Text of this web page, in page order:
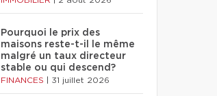
Pourquoi le prix des
maisons reste-t-il le même
malgré un taux directeur
stable ou qui descend?
FINANCES 31 juillet 2026